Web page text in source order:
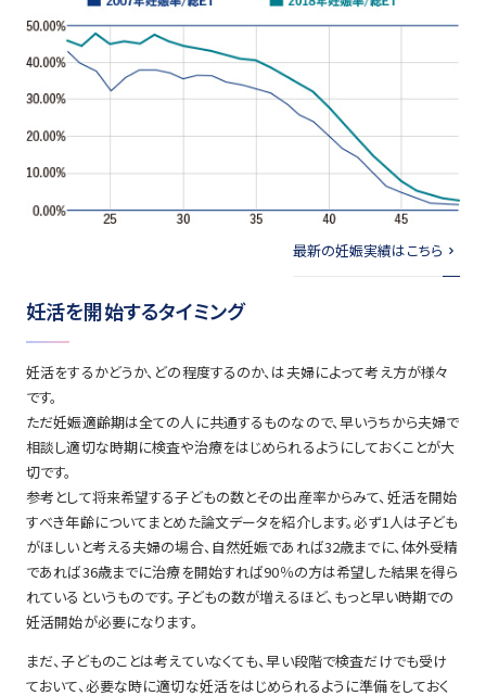
最新の妊娠実績はこちら
妊活を開始するタイミング
妊活をするかどうか、どの程度するのか、は夫婦によって考え方が様々
です。
ただ妊娠適齢期は全ての人に共通するものなので、早いうちから夫婦で
相談し適切な時期に検査や治療をはじめられるようにしておくことが大
切です。
参考として将来希望する子どもの数とその出産率からみて、妊活を開始
すべき年齢についてまとめた論文データを紹介します。必ず1人は子ども
がほしいと考える夫婦の場合、自然妊娠であれば32歳までに、体外受精
であれば36歳までに治療を開始すれば90％の方は希望した結果を得ら
れているというものです。子どもの数が増えるほど、もっと早い時期での
妊活開始が必要になります。
まだ、子どものことは考えていなくても、早い段階で検査だけでも受け
ておいて、必要な時に適切な妊活をはじめられるように準備をしておく